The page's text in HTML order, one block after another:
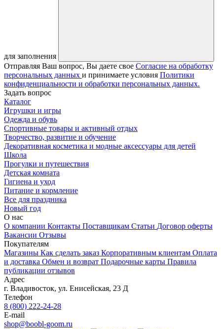
для заполнения
Отправляя Ваш вопрос, Вы даете свое Согласие на обработку
персональных данных и принимаете условия Политики
конфиденциальности и обработки персональных данных.
Задать вопрос
Каталог
Игрушки и игры
Одежда и обувь
Спортивные товары и активный отдых
Творчество, развитие и обучение
Декоративная косметика и модные аксессуары для детей
Школа
Прогулки и путешествия
Детская комната
Гигиена и уход
Питание и кормление
Все для праздника
Новый год
О нас
О компании Контакты Поставщикам Статьи Договор оферты
Вакансии Отзывы
Покупателям
Магазины Как сделать заказ Корпоративным клиентам Оплата
и доставка Обмен и возврат Подарочные карты Правила
публикации отзывов
Адрес
г. Владивосток, ул. Енисейская, 23 Д
Телефон
8 (800) 222-24-28
E-mail
shop@boobl-goom.ru